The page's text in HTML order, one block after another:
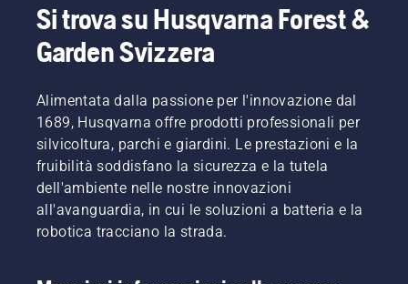
Si trova su Husqvarna Forest &
Garden Svizzera
Alimentata dalla passione per l'innovazione dal
1689, Husqvarna offre prodotti professionali per
silvicoltura, parchi e giardini. Le prestazioni e la
fruibilità soddisfano la sicurezza e la tutela
dell'ambiente nelle nostre innovazioni
all'avanguardia, in cui le soluzioni a batteria e la
robotica tracciano la strada.